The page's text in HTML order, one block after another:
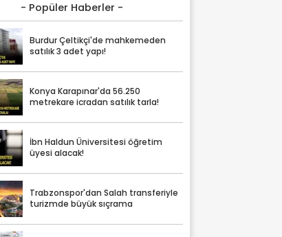
- Popüler Haberler -
Burdur Çeltikçi'de mahkemeden
satılık 3 adet yapı!
Konya Karapınar'da 56.250
metrekare icradan satılık tarla!
İbn Haldun Üniversitesi öğretim
üyesi alacak!
Trabzonspor'dan Salah transferiyle
turizmde büyük sıçrama